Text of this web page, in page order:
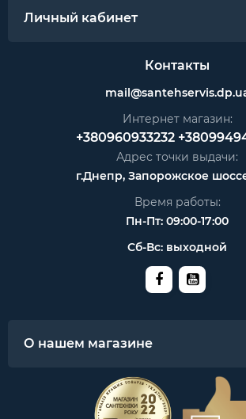
Личный кабинет
Контакты
Интернет магазин:
+380960933232
Адрес точки выдачи:
г.Днепр, Запорожское
Время работы:
Пн-Пт: 09:00-17:00
Сб-Вс: выходной
О нашем магазине